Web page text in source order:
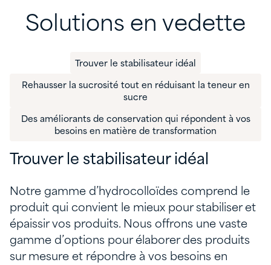
Solutions en vedette
Trouver le stabilisateur idéal
Rehausser la sucrosité tout en réduisant la teneur en
sucre
Des améliorants de conservation qui répondent à vos
besoins en matière de transformation
Trouver le stabilisateur idéal
Notre gamme d’hydrocolloïdes comprend le
produit qui convient le mieux pour stabiliser et
épaissir vos produits. Nous offrons une vaste
gamme d’options pour élaborer des produits
sur mesure et répondre à vos besoins en